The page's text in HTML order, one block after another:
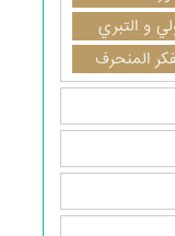
و التبري
المنحرف